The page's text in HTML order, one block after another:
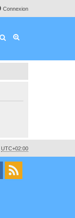
Connexion
Rechercher
UTC+02:00